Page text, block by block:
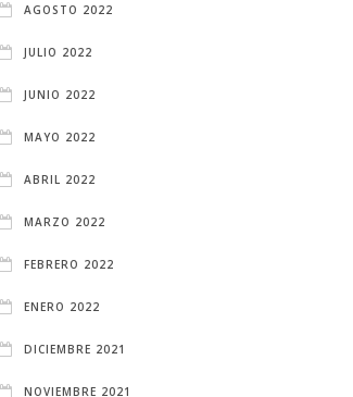
AGOSTO 2022
JULIO 2022
JUNIO 2022
MAYO 2022
ABRIL 2022
MARZO 2022
FEBRERO 2022
ENERO 2022
DICIEMBRE 2021
NOVIEMBRE 2021